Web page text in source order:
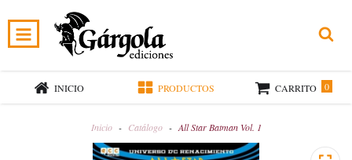
INICIO PRODUCTOS CARRITO 0
Inicio - Catálogo - All Star Batman Vol. 1